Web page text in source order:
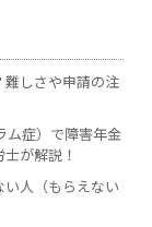
しさや申請の注
ム症）で障害年金
が解説！
い人（もらえない